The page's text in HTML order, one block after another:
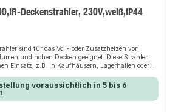
Deckenstrahler, 230V,weiß,IP44
sind für das Voll- oder Zusatzheizen von
und hohen Decken geeignet. Diese Strahler
Einsatz, z.B. in Kaufhäusern, Lagerhallen oder
integriert sich der EZ2 unauffällig in die
Montagehöhe bis 3,5m.Die Installation nicht-
jeweiligen Netzbetreiber oder von einem
voraussichtlich in 5 bis 6